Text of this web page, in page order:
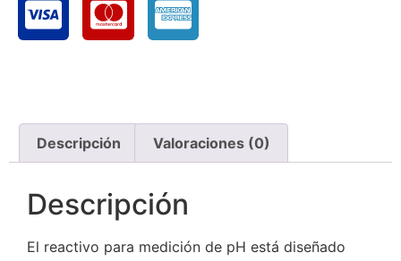
Descripción Valoraciones (0)
Descripción
El reactivo para medición de pH está diseñado